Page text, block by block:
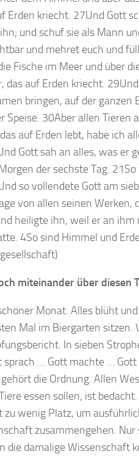
Erden kriecht. 27Und Gott
und schuf sie als Mann
und mehret euch und
Fische im Meer und über
das auf Erden kriecht.
bringen, auf der ganzen
Speise. 30Aber allen
auf Erden lebt, habe ich
Gott sah an alles, was er
der sechste Tag.
so vollendete Gott am
von allen seinen
heiligte ihn, weil er an
4So sind Himmel und
miteinander über diesen
Monat. Alles blüht
Mal im Biergarten sitzen.
In sieben
sprach … Gott machte …
die Ordnung. Allen
essen sollen, ist
zu wenig Platz, um
zusammengehen.
die damalige Wissenschaft